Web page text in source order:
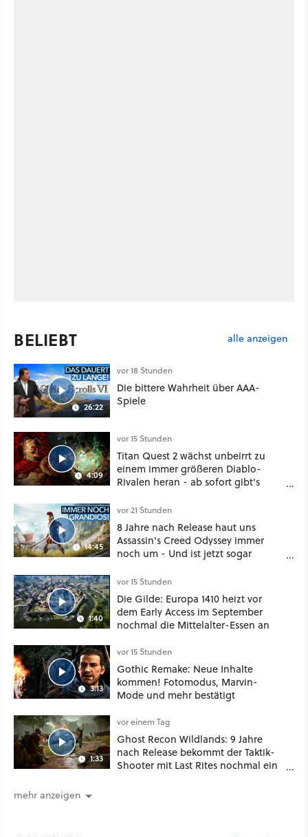
BELIEBT alle anzeigen
26:22
vor 18 Stunden
Die bittere Wahrheit über AAA-
Spiele
4:09
vor 15 Stunden
Titan Quest 2 wächst unbeirrt zu
einem immer größeren Diablo-
Rivalen heran - ab sofort gibt's
Klasse
14:45
vor 21 Stunden
8 Jahre nach Release haut uns
Assassin's Creed Odyssey immer
noch um - Und ist jetzt sogar
1:40
vor 15 Stunden
Die Gilde: Europa 1410 heizt vor
dem Early Access im September
nochmal die Mittelalter-Essen an
3:13
vor 15 Stunden
Gothic Remake: Neue Inhalte
kommen! Fotomodus, Marvin-
Mode und mehr bestätigt
1:33
vor einem Tag
Ghost Recon Wildlands: 9 Jahre
nach Release bekommt der Taktik-
Shooter mit Last Rites nochmal ein
mehr anzeigen